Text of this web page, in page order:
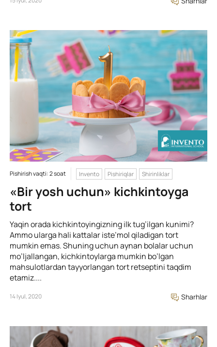
Pishirish vaqti: 2 soat Invento Pishiriqlar Shirinliklar
«Bir yosh uchun» kichkintoyga
tort
Yaqin orada kichkintoyingizning ilk tug’ilgan kunimi?
Ammo ularga hali kattalar iste’mol qiladigan tort
mumkin emas. Shuning uchun aynan bolalar uchun
mo’ljallangan, kichkintoylarga mumkin bo’lgan
mahsulotlardan tayyorlangan tort retseptini taqdim
etamiz....
14 Iyul, 2020 Sharhlar